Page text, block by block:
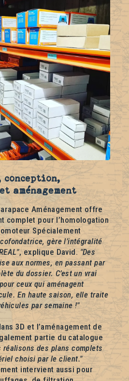
conception,
Aménagement offre
complet pour l’homologation
Spécialement
gère l’intégralité
, explique David. "Des
aux normes, en passant par
du dossier. C’est un vrai
ceux qui aménagent
En haute saison, elle traite
par semaine !"
3D et l’aménagement de
partie du catalogue
réalisons des plans complets
choisi par le client."
intervient aussi pour